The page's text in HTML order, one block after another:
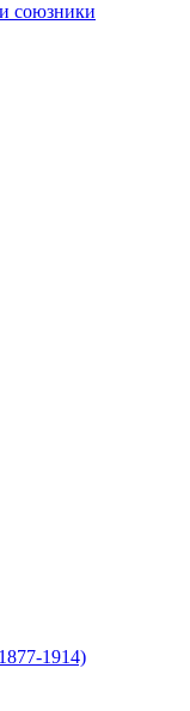
союзники
1914)